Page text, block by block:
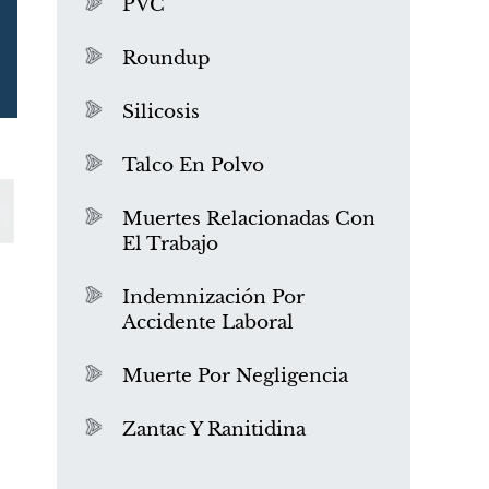
PVC
Roundup
Silicosis
Talco En Polvo
Muertes Relacionadas Con
El Trabajo
Indemnización Por
Accidente Laboral
Muerte Por Negligencia
Zantac Y Ranitidina
¿Qué es el mesotelioma?